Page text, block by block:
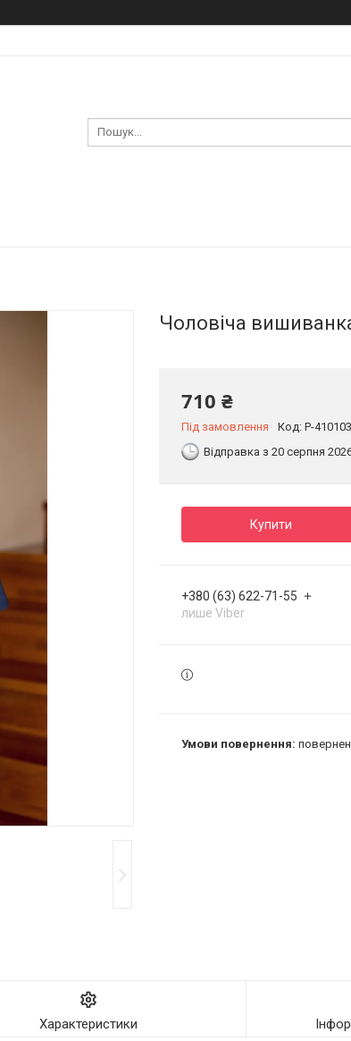
Чоловіча
710 ₴
Під замовлення Код: P-
Відправка з 20 серпня
Купити
+380 (63) 622-71-55
лише Viber
Характеристики